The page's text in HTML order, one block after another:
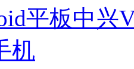
平板中兴
机